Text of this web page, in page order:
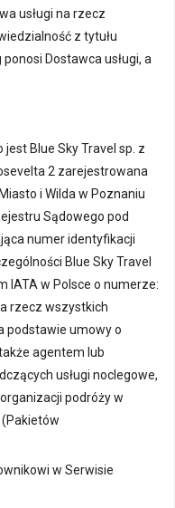
usługi na rzecz
z tytułu
Dostawca usługi, a
Blue Sky Travel sp. z
2 zarejestrowana
i Wilda w Poznaniu
Sądowego pod
numer identyfikacji
Blue Sky Travel
IATA w Polsce o numerze:
rzecz wszystkich
podstawie umowy o
agentem lub
usługi noclegowe,
podróży w
w Serwisie